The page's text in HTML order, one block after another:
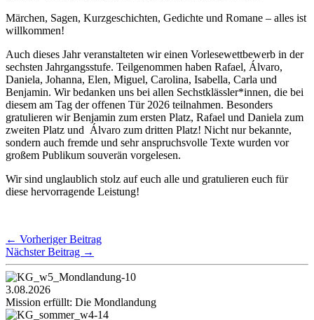
Märchen, Sagen, Kurzgeschichten, Gedichte und Romane – alles ist
willkommen!
Auch dieses Jahr veranstalteten wir einen Vorlesewettbewerb in der
sechsten Jahrgangsstufe. Teilgenommen haben Rafael, Álvaro,
Daniela, Johanna, Elen, Miguel, Carolina, Isabella, Carla und
Benjamin. Wir bedanken uns bei allen Sechstklässler*innen, die bei
diesem am Tag der offenen Tür 2026 teilnahmen. Besonders
gratulieren wir Benjamin zum ersten Platz, Rafael und Daniela zum
zweiten Platz und Álvaro zum dritten Platz! Nicht nur bekannte,
sondern auch fremde und sehr anspruchsvolle Texte wurden vor
großem Publikum souverän vorgelesen.
Wir sind unglaublich stolz auf euch alle und gratulieren euch für
diese hervorragende Leistung!
← Vorheriger Beitrag
Nächster Beitrag →
3.08.2026
Mission erfüllt: Die Mondlandung